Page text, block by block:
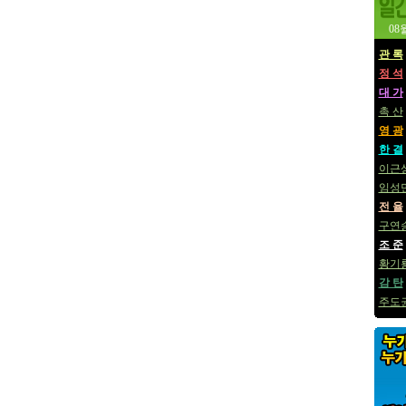
08
관 록
정 석
대 가
촉 산
영 광
한 결
이근
임성
전 율
구연
조 준
황기
감 탄
주도